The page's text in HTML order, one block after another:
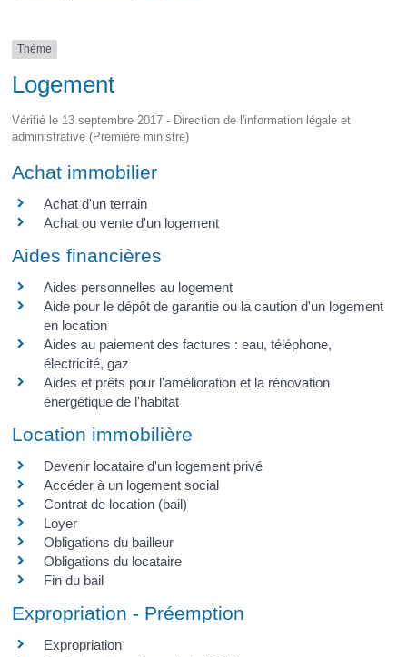
Thème
Logement
Vérifié le 13 septembre 2017 - Direction de l'information légale et
administrative (Première ministre)
Achat immobilier
Achat d'un terrain
Achat ou vente d'un logement
Aides financières
Aides personnelles au logement
Aide pour le dépôt de garantie ou la caution d'un logement
en location
Aides au paiement des factures : eau, téléphone,
électricité, gaz
Aides et prêts pour l'amélioration et la rénovation
énergétique de l'habitat
Location immobilière
Devenir locataire d'un logement privé
Accéder à un logement social
Contrat de location (bail)
Loyer
Obligations du bailleur
Obligations du locataire
Fin du bail
Expropriation - Préemption
Expropriation